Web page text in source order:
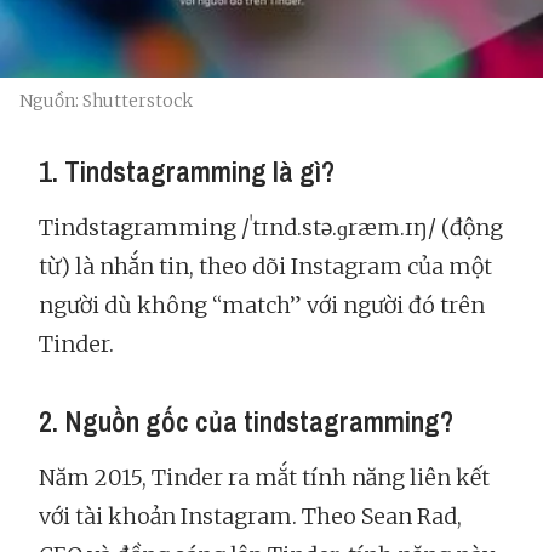
Nguồn: Shutterstock
1. Tindstagramming là gì?
Tindstagramming /ˈtɪnd.stə.ɡræm.ɪŋ/ (động
từ) là nhắn tin, theo dõi Instagram của một
người dù không “match” với người đó trên
Tinder.
2. Nguồn gốc của tindstagramming?
Năm 2015, Tinder ra mắt tính năng liên kết
với tài khoản Instagram. Theo Sean Rad,